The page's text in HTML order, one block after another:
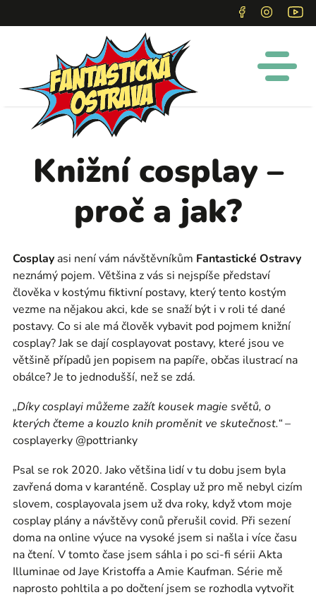
Knižní cosplay –
proč a jak?
Cosplay asi není vám návštěvníkům Fantastické Ostravy
neznámý pojem. Většina z vás si nejspíše představí
člověka v kostýmu fiktivní postavy, který tento kostým
vezme na nějakou akci, kde se snaží být i v roli té dané
postavy. Co si ale má člověk vybavit pod pojmem knižní
cosplay? Jak se dají cosplayovat postavy, které jsou ve
většině případů jen popisem na papíře, občas ilustrací na
obálce? Je to jednodušší, než se zdá.
„Díky cosplayi můžeme zažít kousek magie světů, o
kterých čteme a kouzlo knih proměnit ve skutečnost.“–
cosplayerky @pottrianky
Psal se rok 2020. Jako většina lidí v tu dobu jsem byla
zavřená doma v karanténě. Cosplay už pro mě nebyl cizím
slovem, cosplayovala jsem už dva roky, když vtom moje
cosplay plány a návštěvy conů přerušil covid. Při sezení
doma na online výuce na vysoké jsem si našla i více času
na čtení. V tomto čase jsem sáhla i po sci-fi sérii Akta
Illuminae od Jaye Kristoffa a Amie Kaufman. Série mě
naprosto pohltila a po dočtení jsem se rozhodla vytvořit